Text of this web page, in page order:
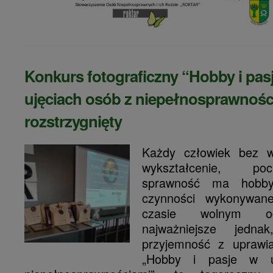
Konkurs fotograficzny “Hobby i
ujęciach osób z
rozstrzygnięty
Każdy człowiek bez
wykształcenie,
sprawność ma
czynności
czasie wolnym
najważniejsze
przyjemność z
„Hobby i pasje w